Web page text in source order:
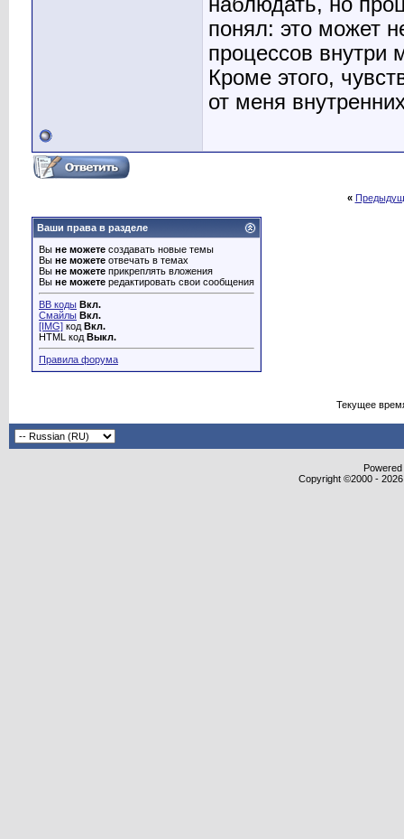
наблюдать, но
понял: это может
процессов внутри
Кроме этого,
от меня
«
Ваши права в разделе
Вы не можете создавать новые темы
Вы не можете отвечать в темах
Вы не можете прикреплять вложения
Вы не можете редактировать свои сообщения
BB коды Вкл.
Смайлы Вкл.
[IMG] код Вкл.
HTML код Выкл.
Правила форума
Текущее
Copyright ©2000 -